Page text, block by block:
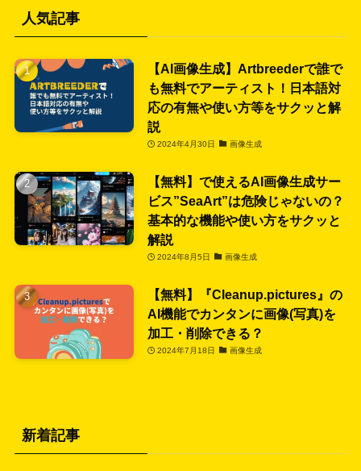
人気記事
【AI画像生成】Artbreederで誰で
も無料でアーティスト！日本語対
応の有無や使い方等をサクッと解
説
2024年4月30日 画像生成
【無料】で使えるAI画像生成サー
ビス”SeaArt”は危険じゃないの？
基本的な機能や使い方をサクッと
解説
2024年8月5日 画像生成
【無料】『Cleanup.pictures』の
AI機能でカンタンに画像(写真)を
加工・削除できる？
2024年7月18日 画像生成
新着記事